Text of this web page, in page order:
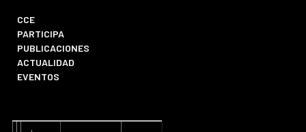
CCE
PARTICIPA
PUBLICACIONES
ACTUALIDAD
EVENTOS